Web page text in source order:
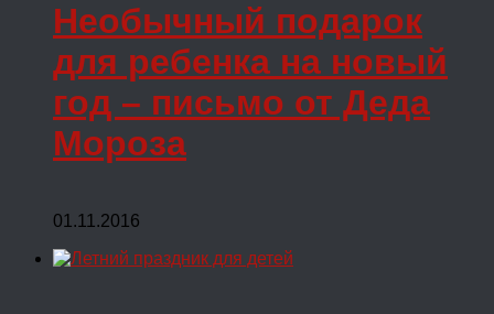
Необычный подарок
для ребенка на новый
год – письмо от Деда
Мороза
01.11.2016